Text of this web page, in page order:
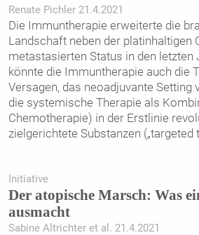
Renate Pichler 21.4.2021
Die Immuntherapie erweiterte die
Landschaft neben der platinhaltigen
metastasierten Status in den letzten
könnte die Immuntherapie auch die
Versagen, das neoadjuvante Setting
die systemische Therapie als
Chemotherapie) in der Erstlinie
zielgerichtete Substanzen („targeted
Initiative
Der atopische Marsch: Was
ausmacht
Sabine Altrichter et al. 21.4.2021